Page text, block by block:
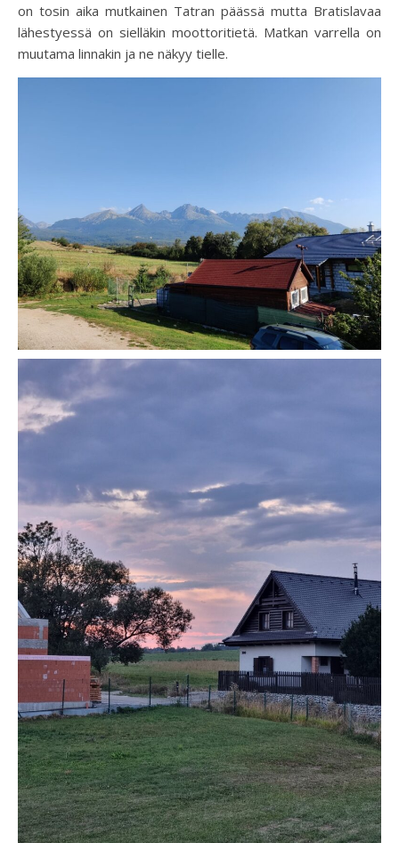
on tosin aika mutkainen Tatran päässä mutta Bratislavaa
lähestyessä on sielläkin moottoritietä. Matkan varrella on
muutama linnakin ja ne näkyy tielle.